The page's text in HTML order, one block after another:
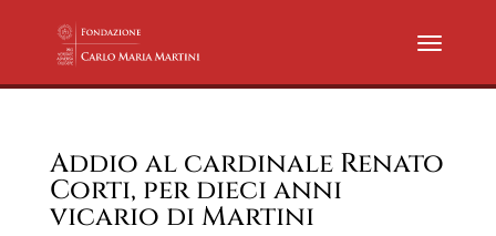
Addio al cardinale Renato
Corti, per dieci anni
vicario di Martini